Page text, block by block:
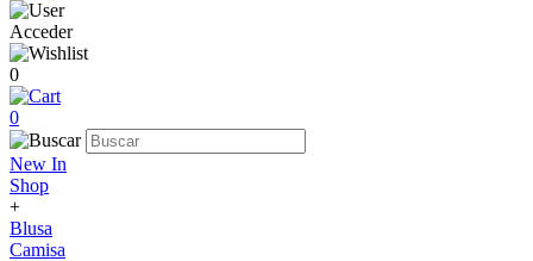
Acceder
0
0
New In
Shop
+
Blusa
Camisa